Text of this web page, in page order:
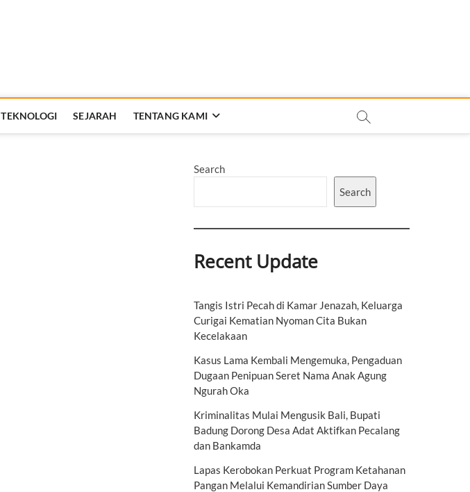
TEKNOLOGI SEJARAH TENTANG KAMI
Search
Search
Recent Update
Tangis Istri Pecah di Kamar Jenazah, Keluarga
Curigai Kematian Nyoman Cita Bukan
Kecelakaan
Kasus Lama Kembali Mengemuka, Pengaduan
Dugaan Penipuan Seret Nama Anak Agung
Ngurah Oka
Kriminalitas Mulai Mengusik Bali, Bupati
Badung Dorong Desa Adat Aktifkan Pecalang
dan Bankamda
Lapas Kerobokan Perkuat Program Ketahanan
Pangan Melalui Kemandirian Sumber Daya